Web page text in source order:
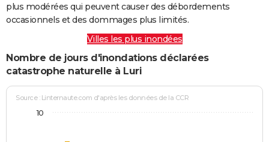
plus modérées qui peuvent causer des débordements
occasionnels et des dommages plus limités.
Villes les plus inondées
Nombre de jours d'inondations déclarées
catastrophe naturelle à Luri
Source : Linternaute.com d'après les données de la CCR
10